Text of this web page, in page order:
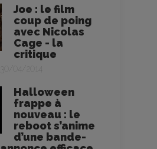
Joe : le film
coup de poing
avec Nicolas
Cage - la
critique
30/04/2014
Halloween
frappe à
nouveau : le
reboot s’anime
d’une bande-